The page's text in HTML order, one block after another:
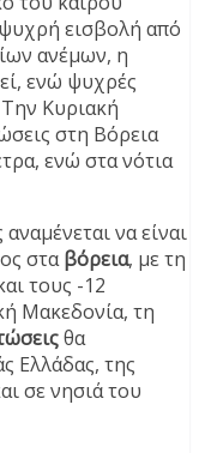
εισβολή από
ανέμων, η
ενώ ψυχρές
Κυριακή
στη Βόρεια
ενώ στα νότια
να είναι
σταβόρεια, με τη
τους -12
Μακεδονία, τη
θα
Ελλάδας, της
σε νησιά του